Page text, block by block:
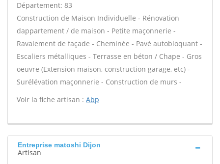
Département: 83
Construction de Maison Individuelle - Rénovation
dappartement / de maison - Petite maçonnerie -
Ravalement de façade - Cheminée - Pavé autobloquant -
Escaliers métalliques - Terrasse en béton / Chape - Gros
oeuvre (Extension maison, construction garage, etc) -
Surélévation maçonnerie - Construction de murs -
Voir la fiche artisan : Abp
Entreprise matoshi Dijon
Artisan